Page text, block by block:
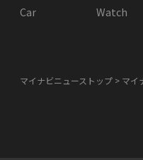
Car Watch
マイナビニューストップ マイ